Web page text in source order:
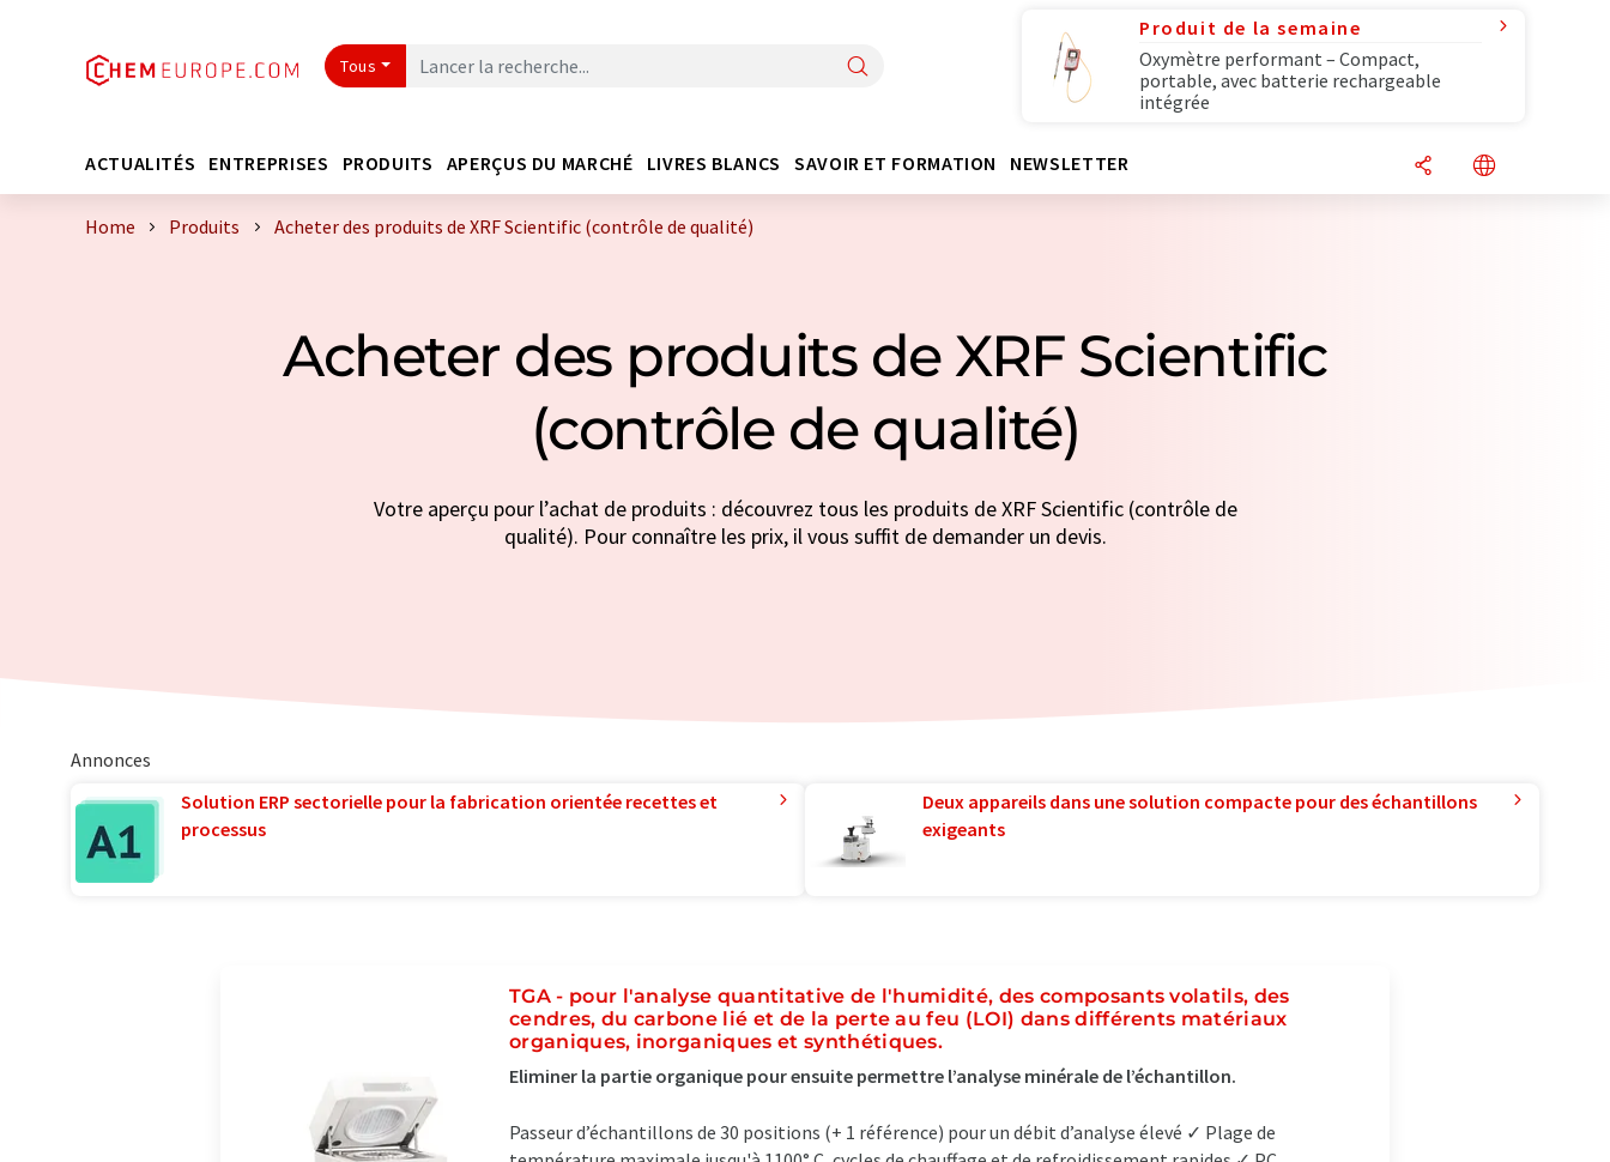
Tous
Produit de la semaine
Oxymètre performant – Compact,
portable, avec batterie rechargeable
intégrée
ACTUALITÉS ENTREPRISES PRODUITS APERÇUS DU MARCHÉ LIVRES BLANCS SAVOIR ET FORMATION NEWSLETTER
Home Produits Acheter des produits de XRF Scientific (contrôle de qualité)
Acheter des produits de XRF Scientific
(contrôle de qualité)
Votre aperçu pour l’achat de produits : découvrez tous les produits de XRF Scientific (contrôle de
qualité). Pour connaître les prix, il vous suffit de demander un devis.
Annonces
Solution ERP sectorielle pour la fabrication orientée recettes et
processus
Deux appareils dans une solution compacte pour des échantillons
exigeants
TGA - pour l'analyse quantitative de l'humidité, des composants volatils, des
cendres, du carbone lié et de la perte au feu (LOI) dans différents matériaux
organiques, inorganiques et synthétiques.
Eliminer la partie organique pour ensuite permettre l’analyse minérale de l’échantillon.
Passeur d’échantillons de 30 positions (+ 1 référence) pour un débit d’analyse élevé ✓ Plage de